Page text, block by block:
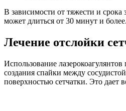
В зависимости от тяжести и срока
может длиться от 30 минут и более.
Лечение отслойки
Использование лазерокоагулянтов
создания спайки между
поверхностью сетчатки. Это дает